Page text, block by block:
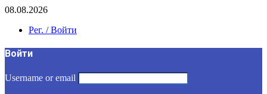
08.08.2026
Рег. / Войти
Войти
Username or email